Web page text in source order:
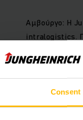
Consent
Αμβούργο: Η
intralogistics.
είναι με αυτό
στην αποθήκη.
μπορούν να
πελάτες με